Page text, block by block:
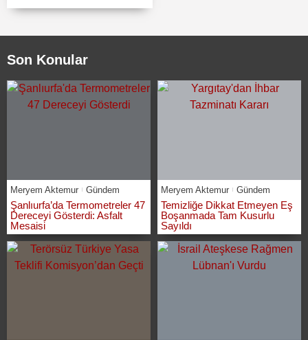
Son Konular
Meryem Aktemur Gündem
Şanlıurfa’da Termometreler 47
Dereceyi Gösterdi: Asfalt
Mesaisi
Meryem Aktemur Gündem
Temizliğe Dikkat Etmeyen Eş
Boşanmada Tam Kusurlu
Sayıldı